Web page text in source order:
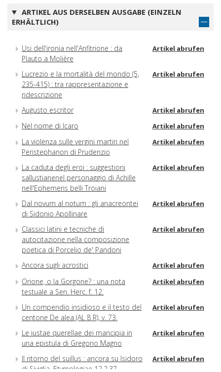
ARTIKEL AUS DERSELBEN AUSGABE (EINZELN
ERHÄLTLICH)
Usi dell'ironia nell'Anfitrione : da
Plauto a Molière
Artikel abrufen
Lucrezio e la mortalità del mondo (5,
235-415) : tra rappresentazione e
ridescrizione
Artikel abrufen
Augusto escritor Artikel abrufen
Nel nome di Icaro Artikel abrufen
La violenza sulle vergini martiri nel
Peristephanon di Prudenzio
Artikel abrufen
La caduta degli eroi : suggestioni
sallustianenel personaggio di Achille
nell'Ephemeris belli Troiani
Artikel abrufen
Dal novum al notum : gli anacreontei
di Sidonio Apollinare
Artikel abrufen
Classici latini e tecniche di
autocitazione nella composizione
poetica di Porcelio de' Pandoni
Artikel abrufen
Ancora sugli acrostici Artikel abrufen
Orione, o la Gorgone? : una nota
testuale a Sen. Herc. f. 12.
Artikel abrufen
Un compendio insidioso e il testo del
centone De alea (AL 8 R), v. 73.
Artikel abrufen
Le iustae querellae dei mancipia in
una epistula di Gregorio Magno
Artikel abrufen
Il ritorno del suillus : ancora su Isidoro
di Siviglia, Etymologiae 12.2.37.
Artikel abrufen